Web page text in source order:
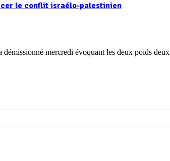
le conflit israélo-palestinien
mercredi évoquant les deux poids deux